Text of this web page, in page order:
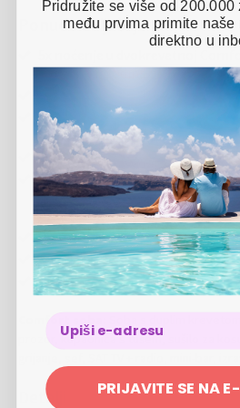
Ponuda uključuje
dijete do 7 godina besplatno)
Puni pansion (ručak će biti
Korištenje zatvorenog grijanog
vodom i s pogledom na more u
Korištenje Medical wellness
1x tijekom boravka korištenje
whirlpooli, relax zone, fitness) u
prethodnu rezervaciju termina)
Korištenje Kid's cluba i gaming
Besplatan Wi-Fi
Ponuda se može iskoristiti od 7.
prozor, kupaonica s tušem, sušilo za
Detalji
Pridružite se više od
među prvima primite
direktno u
PRIJAVITE SE NA